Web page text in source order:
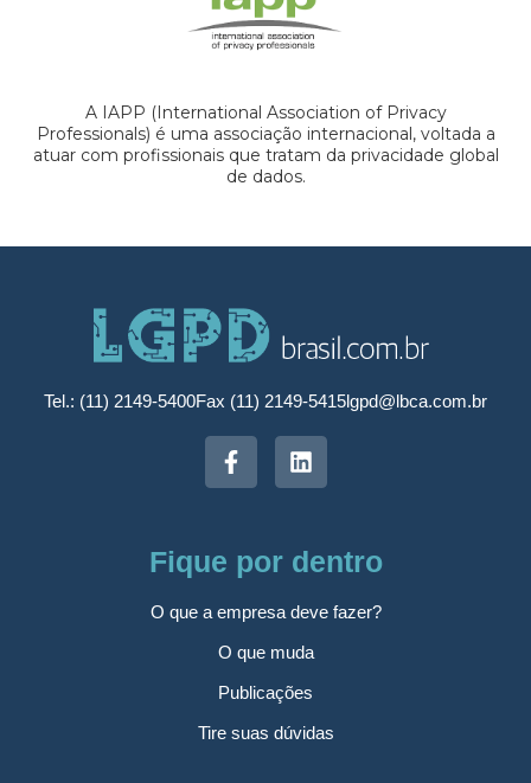
A IAPP (International Association of Privacy
Professionals) é uma associação internacional, voltada a
atuar com profissionais que tratam da privacidade global
de dados.
Tel.: (11) 2149-5400Fax (11) 2149-5415lgpd@lbca.com.br
Fique por dentro
O que a empresa deve fazer?
O que muda
Publicações
Tire suas dúvidas